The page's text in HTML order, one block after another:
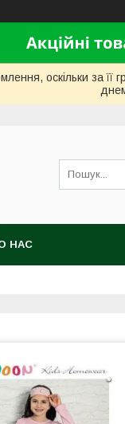
оскільки за
НАС